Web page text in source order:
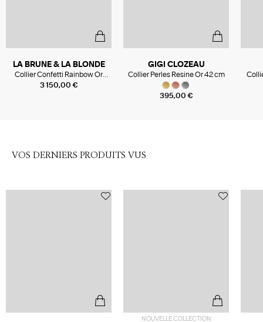
3 150,00 €
LA BRUNE & LA BLONDE
Collier Confetti Rainbow Or
Jaune
395,00 €
GIGI CLOZEAU
Collier Perles Resine Or 42 cm
VOS DERNIERS PRODUITS VUS
NOUVELLE COLLECTION